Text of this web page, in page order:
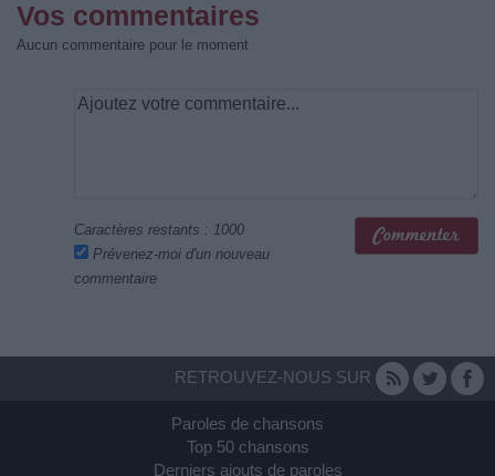
Vos commentaires
Aucun commentaire pour le moment
Caractères restants : 1000
Prévenez-moi d'un nouveau
commentaire
RETROUVEZ-NOUS SUR
Paroles de chansons
Top 50 chansons
Derniers ajouts de paroles